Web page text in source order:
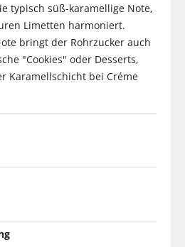
typisch süß-karamellige Note,
Limetten harmoniert.
bringt der Rohrzucker auch
"Cookies" oder Desserts,
Karamellschicht bei Créme